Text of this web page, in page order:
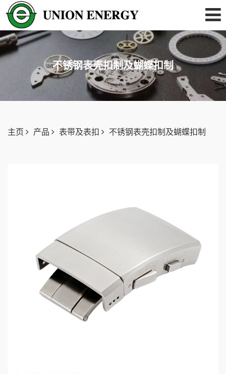
不锈钢表壳扣制及蝴蝶扣制
主页 产品 表带及表扣 不锈钢表壳扣制及蝴蝶扣制